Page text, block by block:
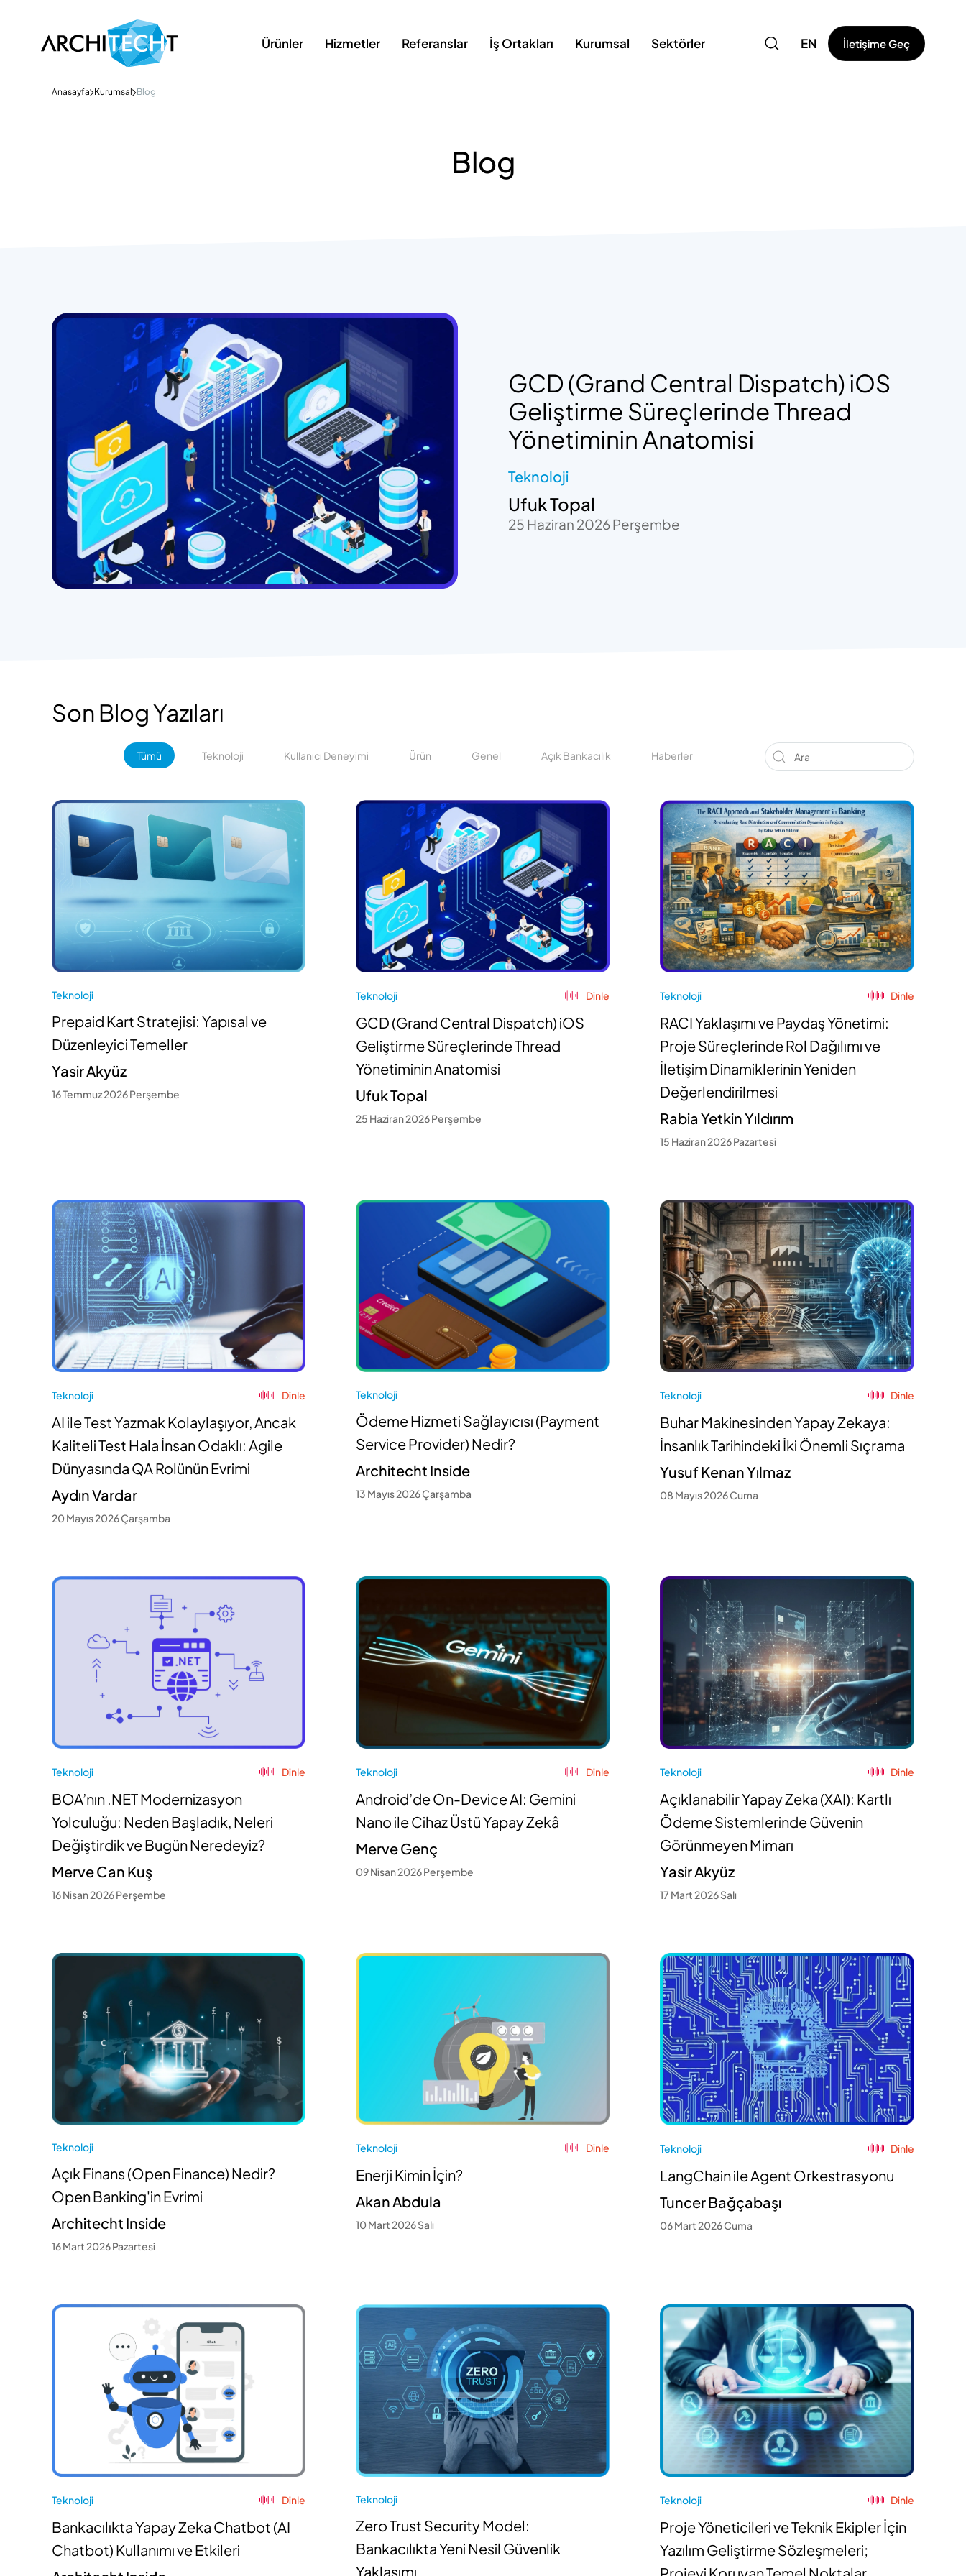
Ürünler Hizmetler Referanslar İş Ortakları Kurumsal Sektörler EN İletişime Geç
Anasayfa Kurumsal Blog
Blog
GCD (Grand Central Dispatch) iOS
Geliştirme Süreçlerinde Thread
Yönetiminin Anatomisi
Teknoloji
Ufuk Topal
25 Haziran 2026 Perşembe
Son Blog Yazıları
Tümü Teknoloji Kullanıcı Deneyimi Ürün Genel Açık Bankacılık Haberler
Teknoloji
Prepaid Kart Stratejisi: Yapısal ve
Düzenleyici Temeller
Yasir Akyüz
16 Temmuz 2026 Perşembe
Teknoloji Dinle
GCD (Grand Central Dispatch) iOS
Geliştirme Süreçlerinde Thread
Yönetiminin Anatomisi
Ufuk Topal
25 Haziran 2026 Perşembe
Teknoloji Dinle
RACI Yaklaşımı ve Paydaş Yönetimi:
Proje Süreçlerinde Rol Dağılımı ve
İletişim Dinamiklerinin Yeniden
Değerlendirilmesi
Rabia Yetkin Yıldırım
15 Haziran 2026 Pazartesi
Teknoloji Dinle
AI ile Test Yazmak Kolaylaşıyor, Ancak
Kaliteli Test Hala İnsan Odaklı: Agile
Dünyasında QA Rolünün Evrimi
Aydın Vardar
20 Mayıs 2026 Çarşamba
Teknoloji
Ödeme Hizmeti Sağlayıcısı (Payment
Service Provider) Nedir?
Architecht Inside
13 Mayıs 2026 Çarşamba
Teknoloji Dinle
Buhar Makinesinden Yapay Zekaya:
İnsanlık Tarihindeki İki Önemli Sıçrama
Yusuf Kenan Yılmaz
08 Mayıs 2026 Cuma
Teknoloji Dinle
BOA’nın .NET Modernizasyon
Yolculuğu: Neden Başladık, Neleri
Değiştirdik ve Bugün Neredeyiz?
Merve Can Kuş
16 Nisan 2026 Perşembe
Teknoloji Dinle
Android’de On-Device AI: Gemini
Nano ile Cihaz Üstü Yapay Zekâ
Merve Genç
09 Nisan 2026 Perşembe
Teknoloji Dinle
Açıklanabilir Yapay Zeka (XAI): Kartlı
Ödeme Sistemlerinde Güvenin
Görünmeyen Mimarı
Yasir Akyüz
17 Mart 2026 Salı
Teknoloji
Açık Finans (Open Finance) Nedir?
Open Banking'in Evrimi
Architecht Inside
16 Mart 2026 Pazartesi
Teknoloji Dinle
Enerji Kimin İçin?
Akan Abdula
10 Mart 2026 Salı
Teknoloji Dinle
LangChain ile Agent Orkestrasyonu
Tuncer Bağçabaşı
06 Mart 2026 Cuma
Teknoloji Dinle
Bankacılıkta Yapay Zeka Chatbot (AI
Chatbot) Kullanımı ve Etkileri
Teknoloji
Zero Trust Security Model:
Bankacılıkta Yeni Nesil Güvenlik
Yaklaşımı
Teknoloji Dinle
Proje Yöneticileri ve Teknik Ekipler İçin
Yazılım Geliştirme Sözleşmeleri;